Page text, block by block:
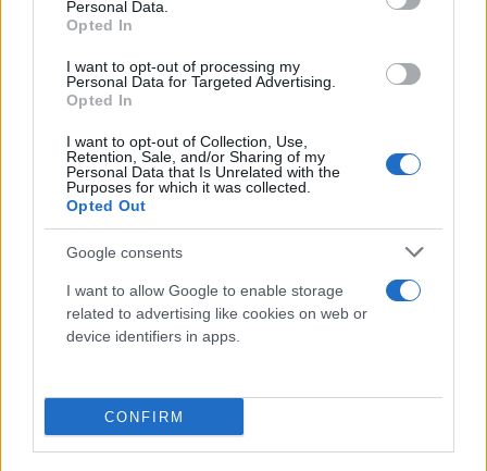
Personal Data.
Opted In
I want to opt-out of processing my
Personal Data for Targeted Advertising.
Opted In
I want to opt-out of Collection, Use,
Retention, Sale, and/or Sharing of my
Personal Data that Is Unrelated with the
Purposes for which it was collected.
Opted Out
Google consents
I want to allow Google to enable storage
related to advertising like cookies on web or
device identifiers in apps.
CONFIRM